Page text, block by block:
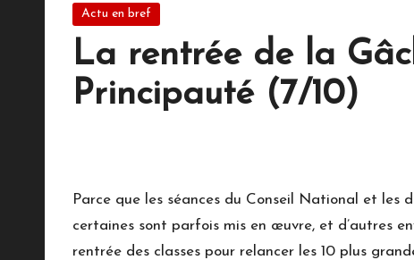
M
Posted
Actu en bref
La rentrée de la
Principauté (7/10)
Parce que les séances du Conseil National et les
certaines sont parfois mis en œuvre, et d’autres
rentrée des classes pour relancer les 10 plus